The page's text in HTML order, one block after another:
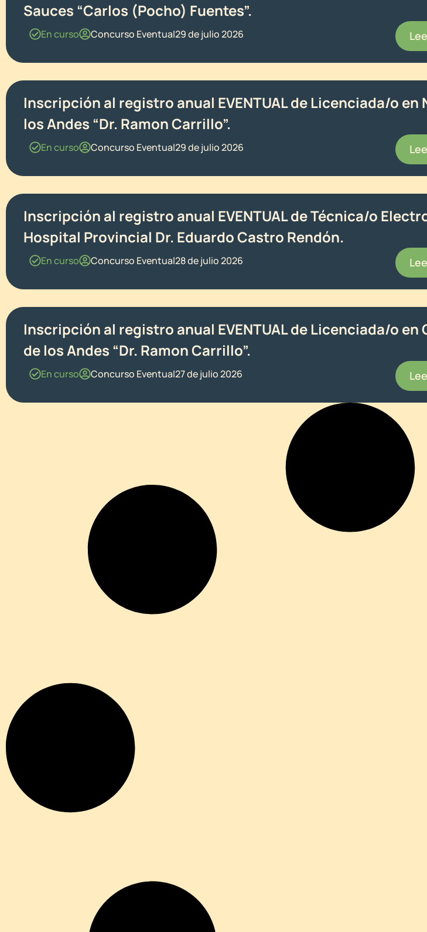
Sauces “Carlos (Pocho) Fuentes”.
En curso Concurso Eventual29 de julio 2026
Inscripción al registro anual EVENTUAL de Licenciada/o
los Andes “Dr. Ramon Carrillo”.
En curso Concurso Eventual29 de julio 2026
Inscripción al registro anual EVENTUAL de Técnica/o
Hospital Provincial Dr. Eduardo Castro Rendón.
En curso Concurso Eventual28 de julio 2026
Inscripción al registro anual EVENTUAL de Licenciada/o
de los Andes “Dr. Ramon Carrillo”.
En curso Concurso Eventual27 de julio 2026